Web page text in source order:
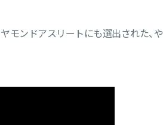
モンドアスリートにも選出された、や